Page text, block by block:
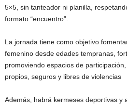
5×5, sin tanteador ni planilla,
formato “encuentro”.
La jornada tiene como objetivo
femenino desde edades tempranas,
promoviendo espacios de
propios, seguros y libres de violencias
Además, habrá kermeses deportivas y